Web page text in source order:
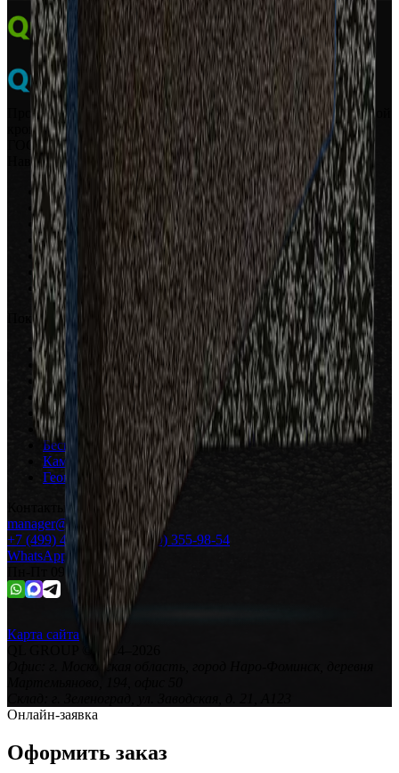
Производство и укладка покрытий из резиновой и каучуковой
крошки Safetyplay TPV
ГОСТ Качество Доставка в регионы
Навигация
О нас
Статьи
Сертификаты
Наши проекты
Контакты
Отзывы
Политика конфиденциальности
Покрытия и работы
Производство
Укладка покрытий
Детские покрытия
Спортивные покрытия
Беговые дорожки
Резиновые бордюры
Бесшовные покрытия
Каменная крошка
Геопластика
manager@tpvcrumb.ru
+7 (499) 444-15-30+7 (999) 355-98-54
WhatsApp
Пн-Пт 09:00 - 18:00
Карта сайта
© 2014–
г. Московская область, город Наро-Фоминск, деревня
Онлайн-заявка
Оформить заказ